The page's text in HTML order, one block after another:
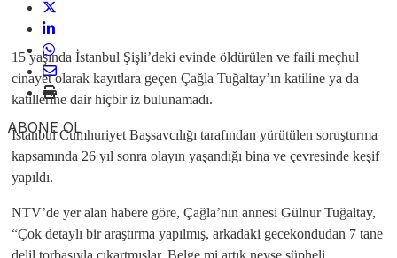
ABONE OL
15 yaşında İstanbul Şişli’deki evinde öldürülen ve faili meçhul
cinayet olarak kayıtlara geçen Çağla Tuğaltay’ın katiline ya da
katillerine dair hiçbir iz bulunamadı.
İstanbul Cumhuriyet Başsavcılığı tarafından yürütülen soruşturma
kapsamında 26 yıl sonra olayın yaşandığı bina ve çevresinde keşif
yapıldı.
NTV’de yer alan habere göre, Çağla’nın annesi Gülnur Tuğaltay,
“Çok detaylı bir araştırma yapılmış, arkadaki gecekondudan 7 tane
delil torbasıyla çıkartmışlar. Belge mi artık neyse şüpheli